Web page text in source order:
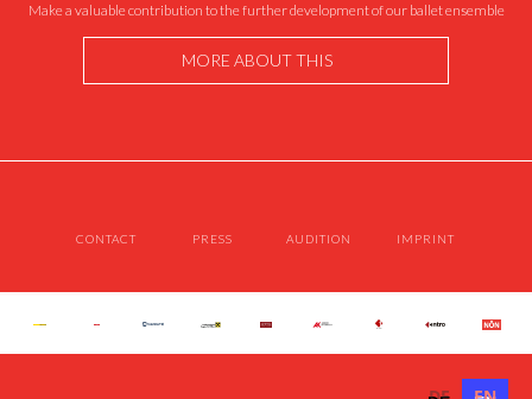
Make a valuable contribution to the further development of our ballet ensemble
MORE ABOUT THIS
CONTACT PRESS AUDITION IMPRINT